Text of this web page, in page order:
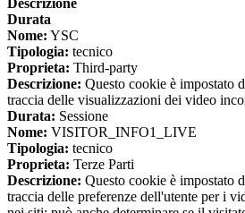
Descrizione
Durata
Nome: YSC
Tipologia: tecnico
Proprieta: Third-party
Descrizione: Questo cookie è impostato
traccia delle visualizzazioni dei video
Durata: Sessione
Nome: VISITOR_INFO1_LIVE
Tipologia: tecnico
Proprieta: Terze Parti
Descrizione: Questo cookie è impostato
traccia delle preferenze dell'utente per i